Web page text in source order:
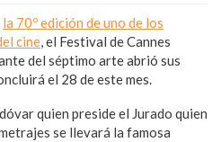
la 70º edición de uno de los
cine, el Festival de Cannes
del séptimo arte abrió sus
el 28 de este mes.
quien preside el Jurado quien
se llevará la famosa